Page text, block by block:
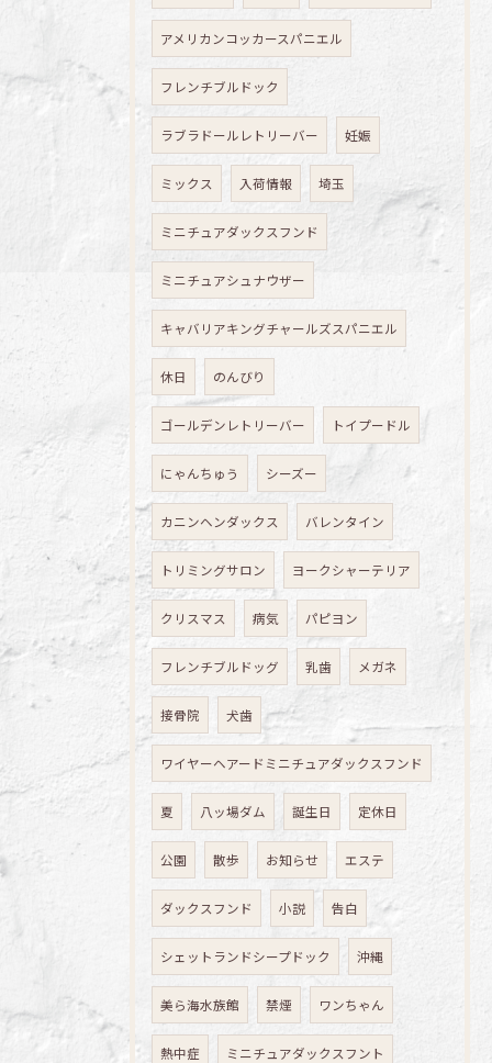
アメリカンコッカースパニエル
フレンチブルドック
ラブラドールレトリーバー 妊娠
ミックス 入荷情報 埼玉
ミニチュアダックスフンド
ミニチュアシュナウザー
キャバリアキングチャールズスパニエル
休日 のんびり
ゴールデンレトリーバー トイプードル
にゃんちゅう シーズー
カニンヘンダックス バレンタイン
トリミングサロン ヨークシャーテリア
クリスマス 病気 パピヨン
フレンチブルドッグ 乳歯 メガネ
接骨院 犬歯
ワイヤーヘアードミニチュアダックスフンド
夏 八ッ場ダム 誕生日 定休日
公園 散歩 お知らせ エステ
ダックスフンド 小説 告白
シェットランドシープドック 沖縄
美ら海水族館 禁煙 ワンちゃん
熱中症 ミニチュアダックスフント